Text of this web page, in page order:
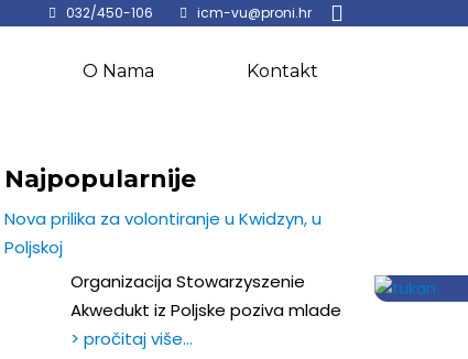
032/450-106 icm-vu@proni.hr
O Nama Kontakt
Najpopularnije
Nova prilika za volontiranje u Kwidzyn, u
Poljskoj
Organizacija Stowarzyszenie
Akwedukt iz Poljske poziva mlade
> pročitaj više…